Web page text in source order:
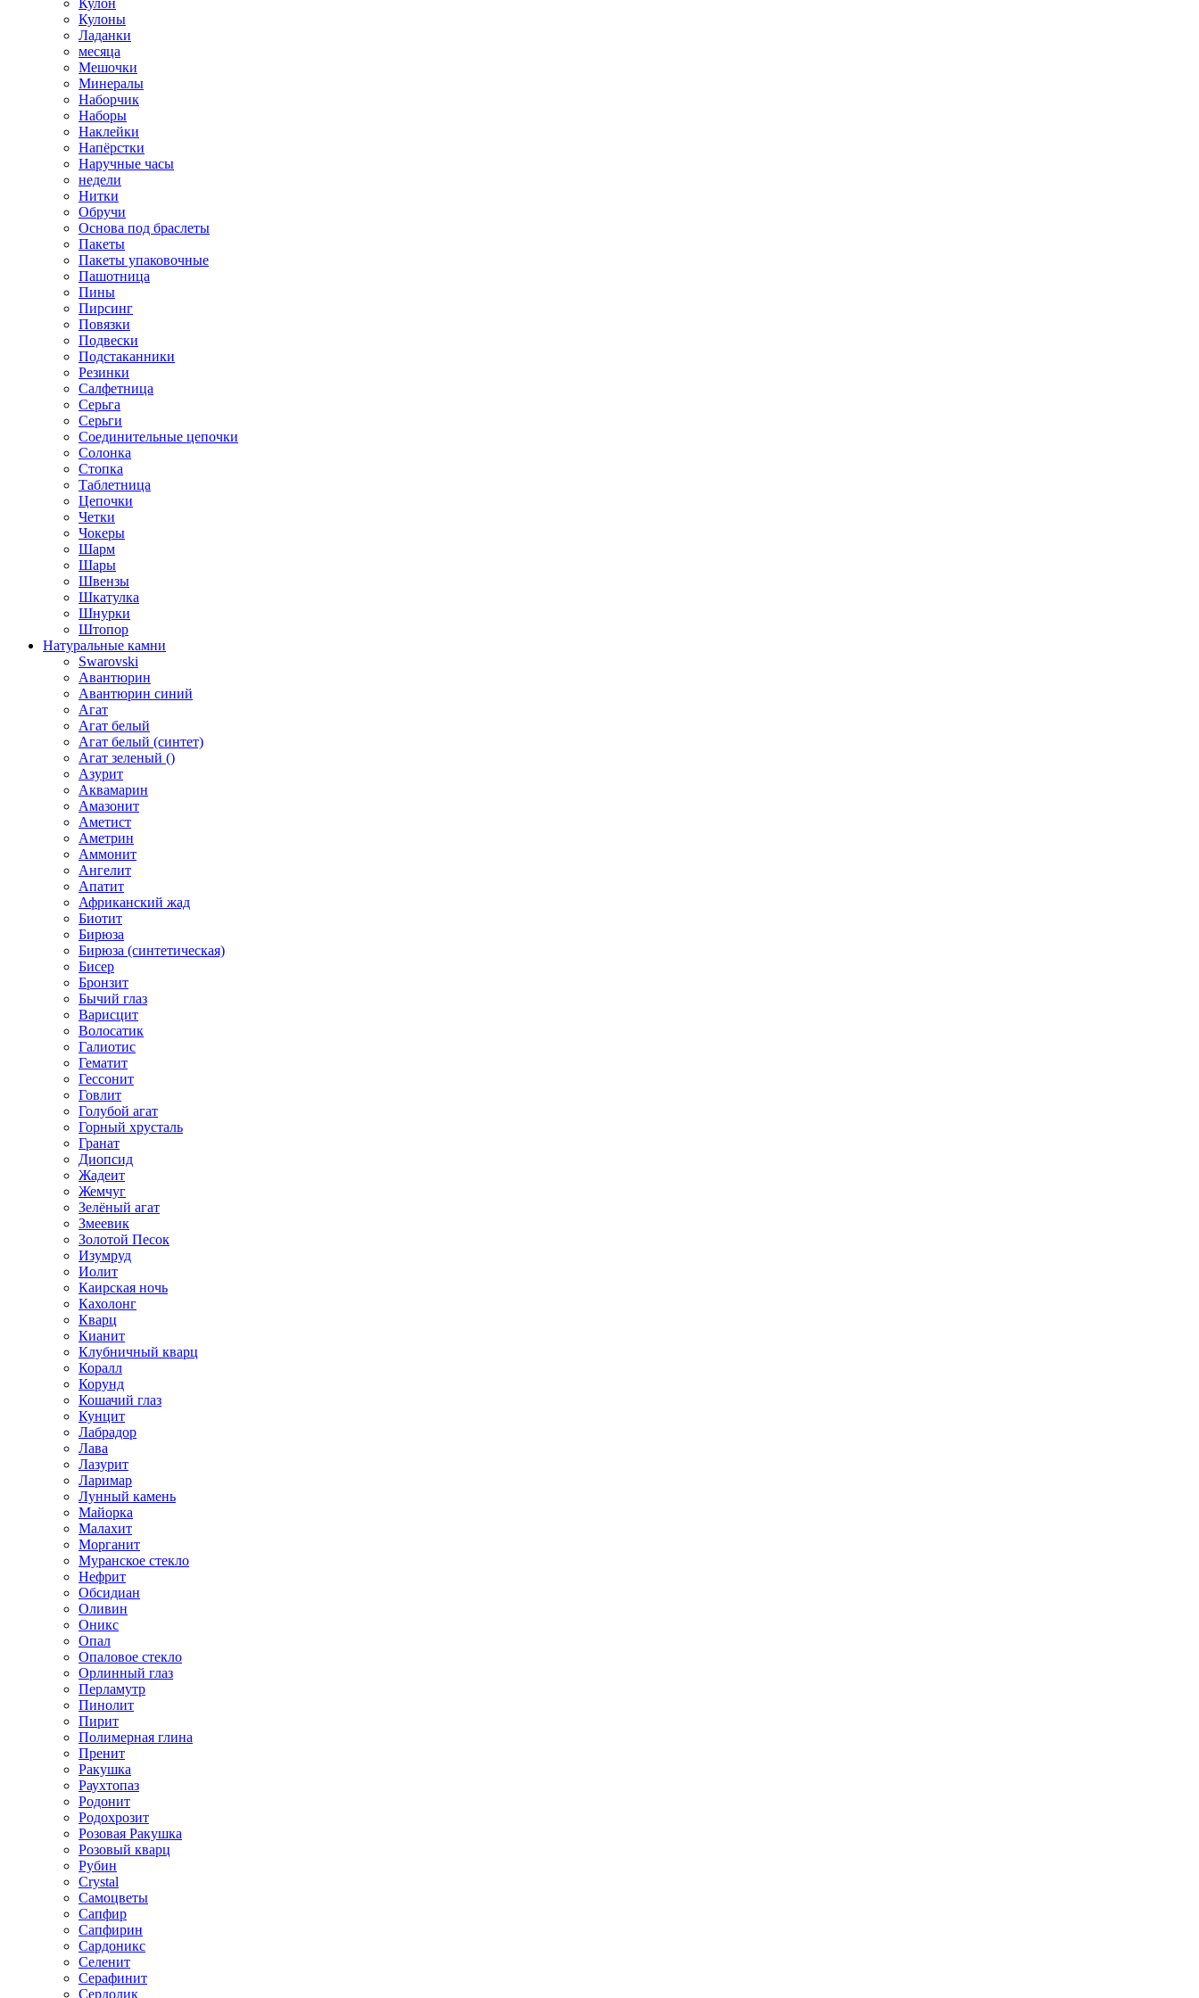
Кулон
Кулоны
Ладанки
месяца
Мешочки
Минералы
Наборчик
Наборы
Наклейки
Напёрстки
Наручные часы
недели
Нитки
Обручи
Основа под браслеты
Пакеты
Пакеты упаковочные
Пашотница
Пины
Пирсинг
Повязки
Подвески
Подстаканники
Резинки
Салфетница
Серьга
Серьги
Соединительные цепочки
Солонка
Стопка
Таблетница
Цепочки
Четки
Чокеры
Шарм
Шары
Швензы
Шкатулка
Шнурки
Штопор
Натуральные камни
Swarovski
Авантюрин
Авантюрин синий
Агат
Агат белый
Агат белый (синтет)
Агат зеленый ()
Азурит
Аквамарин
Амазонит
Аметист
Аметрин
Аммонит
Ангелит
Апатит
Африканский жад
Биотит
Бирюза
Бирюза (синтетическая)
Бисер
Бронзит
Бычий глаз
Варисцит
Волосатик
Галиотис
Гематит
Гессонит
Говлит
Голубой агат
Горный хрусталь
Гранат
Диопсид
Жадеит
Жемчуг
Зелёный агат
Змеевик
Золотой Песок
Изумруд
Иолит
Каирская ночь
Кахолонг
Кварц
Кианит
Клубничный кварц
Коралл
Корунд
Кошачий глаз
Кунцит
Лабрадор
Лава
Лазурит
Ларимар
Лунный камень
Майорка
Малахит
Морганит
Муранское стекло
Нефрит
Обсидиан
Оливин
Оникс
Опал
Опаловое стекло
Орлинный глаз
Перламутр
Пинолит
Пирит
Полимерная глина
Пренит
Ракушка
Раухтопаз
Родонит
Родохрозит
Розовая Ракушка
Розовый кварц
Рубин
Сrystal
Самоцветы
Сапфир
Сапфирин
Сардоникс
Селенит
Серафинит
Сердолик